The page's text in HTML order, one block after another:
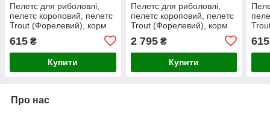
Пелетс для риболовлі,
пелетс короповий, пелетс
Trout (Форелевий), корм
615 ₴
Купити
Пелетс для риболовлі,
пелетс короповий, пелетс
Trout (Форелевий), корм
2 795₴
Купити
615
Про нас